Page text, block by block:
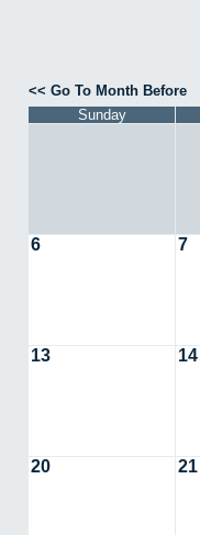
<< Go To Month Before
Sunday
6 7
13 14
20 21